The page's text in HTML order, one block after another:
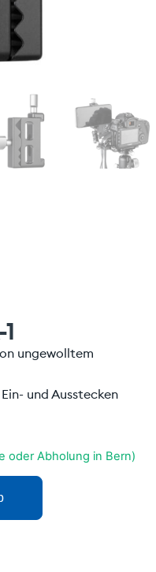
ungewolltem
und Ausstecken
oder Abholung in Bern)